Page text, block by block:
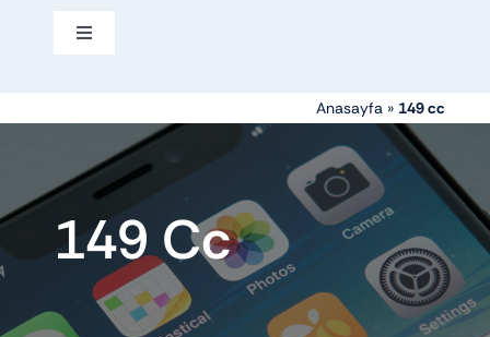
Gezinmeyi
Aksesuarlar
Atv ve off road
Elektrikli araçlar
Anasayfa» 149 cc
149 Cc